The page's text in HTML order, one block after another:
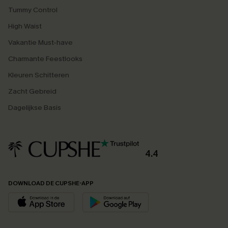
Tummy Control
High Waist
Vakantie Must-have
Charmante Feestlooks
Kleuren Schitteren
Zacht Gebreid
Dagelijkse Basis
4.4
DOWNLOAD DE CUPSHE-APP